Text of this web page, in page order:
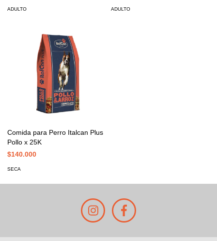
ADULTO ADULTO
Comida para Perro Italcan Plus
Pollo x 25K
$140.000
SECA